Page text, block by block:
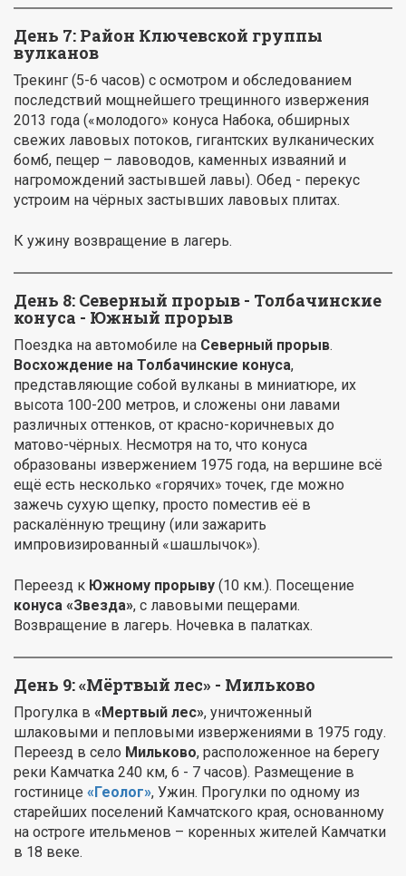
День 7: Район Ключевской группы
вулканов
Трекинг (5-6 часов) с осмотром и обследованием
последствий мощнейшего трещинного извержения
2013 года («молодого» конуса Набока, обширных
свежих лавовых потоков, гигантских вулканических
бомб, пещер – лавоводов, каменных изваяний и
нагромождений застывшей лавы). Обед - перекус
устроим на чёрных застывших лавовых плитах.
К ужину возвращение в лагерь.
День 8: Северный прорыв - Толбачинские
конуса - Южный прорыв
Поездка на автомобиле на Северный прорыв.
Восхождение на Толбачинские конуса,
представляющие собой вулканы в миниатюре, их
высота 100-200 метров, и сложены они лавами
различных оттенков, от красно-коричневых до
матово-чёрных. Несмотря на то, что конуса
образованы извержением 1975 года, на вершине всё
ещё есть несколько «горячих» точек, где можно
зажечь сухую щепку, просто поместив её в
раскалённую трещину (или зажарить
импровизированный «шашлычок»).
Переезд к Южному прорыву (10 км.). Посещение
конуса «Звезда», с лавовыми пещерами.
Возвращение в лагерь. Ночевка в палатках.
День 9: «Мёртвый лес» - Мильково
Прогулка в «Мертвый лес», уничтоженный
шлаковыми и пепловыми извержениями в 1975 году.
Переезд в село Мильково, расположенное на берегу
реки Камчатка 240 км, 6 - 7 часов). Размещение в
гостинице «Геолог», Ужин. Прогулки по одному из
старейших поселений Камчатского края, основанному
на остроге ительменов – коренных жителей Камчатки
в 18 веке.